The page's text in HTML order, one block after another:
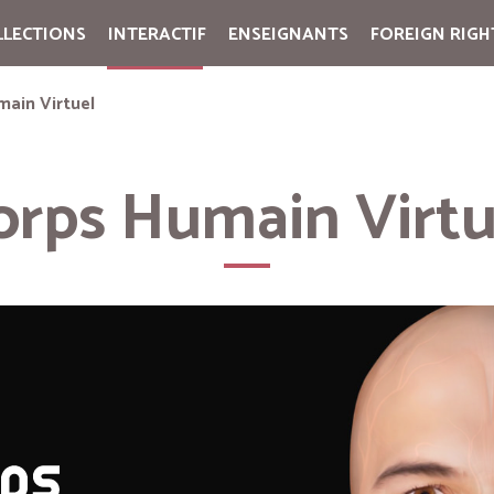
INTERACTIF ENSEIGNANTS FOREIGN
Virtuel
Humain